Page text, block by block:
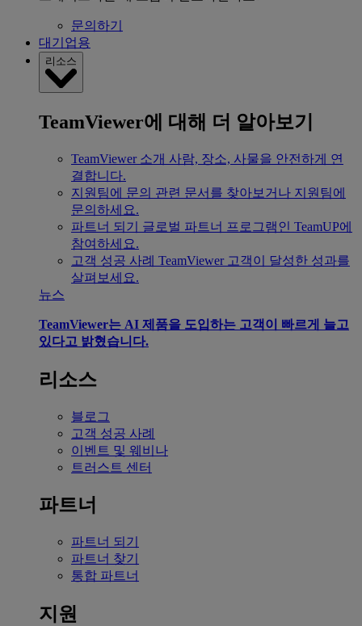
문의하기
대기업용
리소스
TeamViewer에 대해 더 알아보기
TeamViewer 소개 사람, 장소, 사물을 안전하게 연
결합니다.
지원팀에 문의 관련 문서를 찾아보거나 지원팀에
문의하세요.
파트너 되기
글로벌 파트너 프로그램인 TeamUP에
참여하세요.
고객 성공 사례 TeamViewer 고객이 달성한 성과를
살펴보세요.
뉴스
TeamViewer는 AI 제품을 도입하는 고객이 빠르게 늘고
있다고 밝혔습니다.
리소스
블로그
고객 성공 사례
이벤트 및 웨비나
트러스트 센터
파트너
파트너 되기
파트너 찾기
통합 파트너
지원